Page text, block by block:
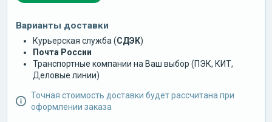
Варианты доставки
Курьерская служба (СДЭК)
Почта России
Транспортные компании на Ваш выбор (ПЭК, КИТ,
Деловые линии)
Точная стоимость доставки будет рассчитана при
оформлении заказа